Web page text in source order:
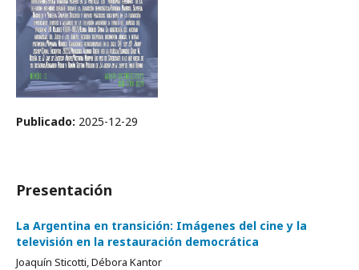
Publicado: 2025-12-29
Presentación
La Argentina en transición: Imágenes del cine y la
televisión en la restauración democrática
Joaquín Sticotti, Débora Kantor